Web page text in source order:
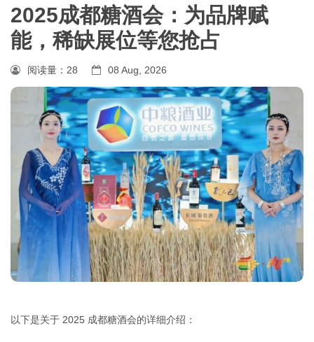
2025成都糖酒会：为品牌赋
能，稀缺展位等您抢占
阅读量： 28 08 Aug, 2026
以下是关于 2025 成都糖酒会的详细介绍：